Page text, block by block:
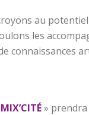
au
les
connaissances
» prendra